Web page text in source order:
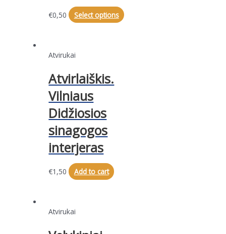
€0,50 Select options
Atvirukai
Atvirlaiškis.
Vilniaus
Didžiosios
sinagogos
interjeras
€1,50 Add to cart
Atvirukai